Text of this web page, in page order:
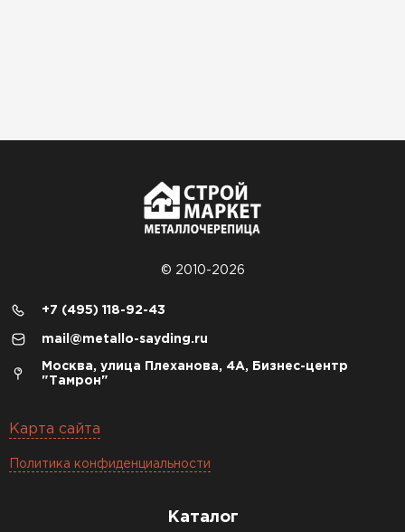
© 2010-2026
+7 (495) 118-92-43
mail@metallo-sayding.ru
Москва, улица Плеханова, 4А, Бизнес-центр
"Тамрон"
Карта сайта
Политика конфиденциальности
Каталог